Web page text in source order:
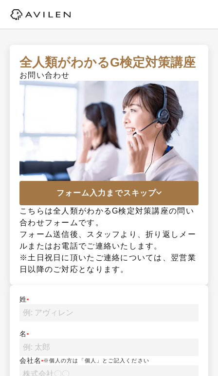
全人類がわかるG検定対策講座
お問い合わせ
フォーム入力までスキップ
こちらは全人類がわかるG検定対策講座の問い
合わせフォームです。
フォーム送信後、スタッフより、折り返しメー
ルまたはお電話でご連絡いたします。
※土日祝日に頂いたご連絡については、翌営業
日以降のご対応となります。
姓
名
会社名 ※個人の方は「個人」とご記入ください